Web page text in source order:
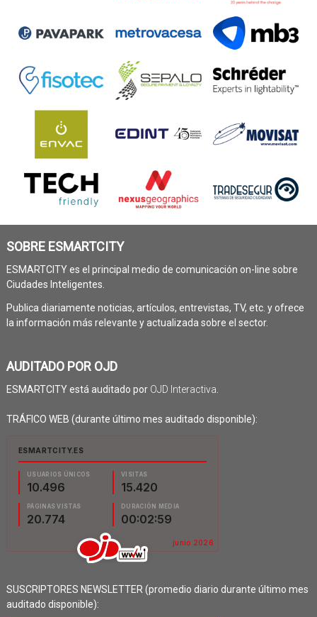
SOBRE ESMARTCITY
ESMARTCITY es el principal medio de comunicación on-line sobre
Ciudades Inteligentes.
Publica diariamente noticias, artículos, entrevistas, TV, etc. y ofrece
la información más relevante y actualizada sobre el sector.
AUDITADO POR OJD
ESMARTCITY está auditado por OJD Interactiva
TRÁFICO WEB (durante último mes auditado disponible):
SUSCRIPTORES NEWSLETTER (promedio diario durante último mes
auditado disponible):